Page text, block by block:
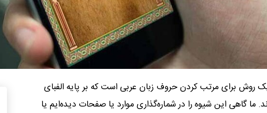
روش برای مرتب کردن حروف زبان عربی است که بر پایه الفبای
ما گاهی این شیوه را در شماره‌گذاری موارد یا صفحات دیده‌ایم یا